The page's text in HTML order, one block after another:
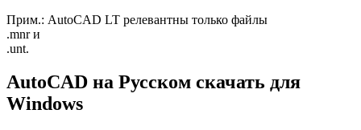
Прим.: AutoCAD LT релевантны только файлы
.mnr и
.unt.
AutoCAD на Русском скачать для
Windows